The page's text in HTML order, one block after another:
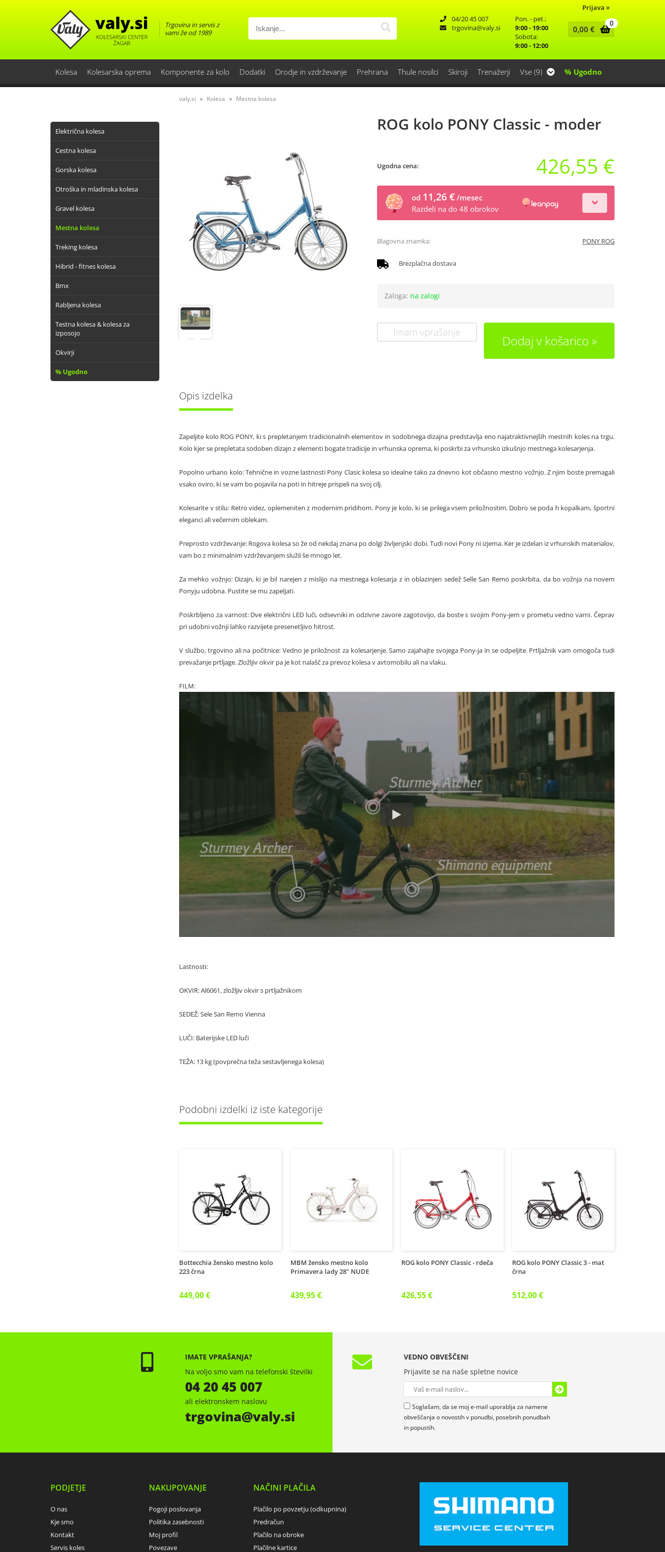
Prijava »
Trgovina in servis z
vami že od 1989
04/20 45 007
trgovina
valy.si
Pon. - pet.:
9:00 - 19:00
Sobota:
9:00 - 12:00
0
0,00 €
Kolesa Kolesarska oprema Komponente za kolo Dodatki Orodje in vzdrževanje Prehrana Thule nosilci Skiroji Trenažerji Vse (9) % Ugodno
Električna kolesa
Cestna kolesa
Gorska kolesa
Otroška in mladinska kolesa
Gravel kolesa
Mestna kolesa
Treking kolesa
Hibrid - fitnes kolesa
Bmx
Rabljena kolesa
Testna kolesa & kolesa za
izposojo
Okvirji
% Ugodno
valy.si Kolesa Mestna kolesa
ROG kolo PONY Classic - moder
Ugodna cena: 426,55 €
od 11,26 € /mesec
Razdeli na do 48 obrokov
Blagovna znamka: PONY ROG
Brezplačna dostava
Zaloga: na zalogi
Imam vprašanje
Dodaj v košarico
Opis izdelka
Zapeljite kolo ROG PONY, ki s prepletanjem tradicionalnih elementov in sodobnega dizajna predstavlja eno najatraktivnejših mestnih koles na trgu.
Kolo kjer se prepletata sodoben dizajn z elementi bogate tradicije in vrhunska oprema, ki poskrbi za vrhunsko izkušnjo mestnega kolesarjenja.
Popolno urbano kolo: Tehnične in vozne lastnosti Pony Clasic kolesa so idealne tako za dnevno kot občasno mestno vožnjo. Z njim boste premagali
vsako oviro, ki se vam bo pojavila na poti in hitreje prispeli na svoj cilj.
Kolesarite v stilu: Retro videz, oplemeniten z modernim pridihom. Pony je kolo, ki se prilega vsem priložnostim. Dobro se poda h kopalkam, športni
eleganci ali večernim oblekam.
Preprosto vzdrževanje: Rogova kolesa so že od nekdaj znana po dolgi življenjski dobi. Tudi novi Pony ni izjema. Ker je izdelan iz vrhunskih materialov,
vam bo z minimalnim vzdrževanjem služil še mnogo let.
Za mehko vožnjo: Dizajn, ki je bil narejen z mislijo na mestnega kolesarja z in oblazinjen sedež Selle San Remo poskrbita, da bo vožnja na novem
Ponyju udobna. Pustite se mu zapeljati.
Poskrbljeno za varnost: Dve električni LED luči, odsevniki in odzivne zavore zagotovijo, da boste s svojim Pony-jem v prometu vedno varni. Čeprav
pri udobni vožnji lahko razvijete presenetljivo hitrost.
V službo, trgovino ali na počitnice: Vedno je priložnost za kolesarjenje. Samo zajahajte svojega Pony-ja in se odpeljite. Prtljažnik vam omogoča tudi
prevažanje prtljage. Zložljiv okvir pa je kot nalašč za prevoz kolesa v avtomobilu ali na vlaku.
FILM:
Lastnosti:
OKVIR: Al6061, zložljiv okvir s prtljažnikom
SEDEŽ: Sele San Remo Vienna
LUČI: Baterijske LED luči
TEŽA: 13 kg (povprečna teža sestavljenega kolesa)
Podobni izdelki iz iste kategorije
Bottecchia žensko mestno kolo
223 črna
449,00 €
MBM žensko mestno kolo
Primavera lady 28" NUDE
439,95 €
ROG kolo PONY Classic - rdeča
426,55 €
ROG kolo PONY Classic 3 - mat
črna
512,00 €
IMATE VPRAŠANJA?
Na voljo smo vam na telefonski številki
04 20 45 007
ali elektronskem naslovu
trgovina valy.si
VEDNO OBVEŠČENI
Prijavite se na naše spletne novice
Soglašam, da se moj e-mail uporablja za namene
obveščanja o novostih v ponudbi, posebnih ponudbah
in popustih.
PODJETJE
O nas
Kje smo
Kontakt
Servis koles
NAKUPOVANJE
Pogoji poslovanja
Politika zasebnosti
Moj profil
Povezave
NAČINI PLAČILA
Plačilo po povzetju (odkupnina)
Predračun
Plačilo na obroke
Plačilne kartice